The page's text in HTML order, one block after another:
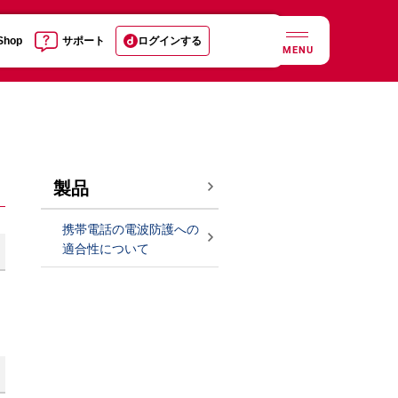
サポート ログインする
MENU
製品
携帯電話の電波防護への
適合性について